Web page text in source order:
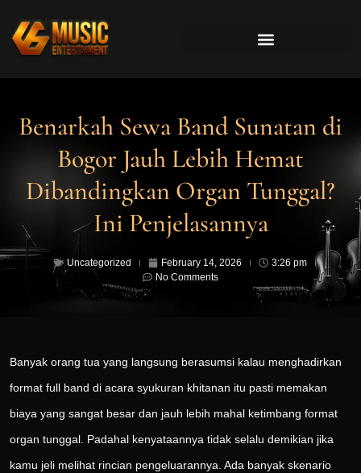
Benarkah Sewa Band Sunatan di
Bogor Jauh Lebih Hemat
Dibandingkan Organ Tunggal?
Ini Penjelasannya
Uncategorized February 14, 2026
3:26 pm
No Comments
Banyak orang tua yang langsung berasumsi kalau menghadirkan
format full band di acara syukuran khitanan itu pasti memakan
biaya yang sangat besar dan jauh lebih mahal ketimbang format
organ tunggal. Padahal kenyataannya tidak selalu demikian jika
kamu jeli melihat rincian pengeluarannya. Ada banyak skenario